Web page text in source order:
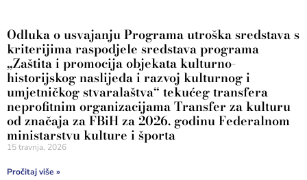
Odluka o usvajanju Programa utroška sredstava s
kriterijima raspodjele sredstava programa
„Zaštita i promocija objekata kulturno-
historijskog naslijeđa i razvoj kulturnog i
umjetničkog stvaralaštva“ tekućeg transfera
neprofitnim organizacijama Transfer za kulturu
od značaja za FBiH za 2026. godinu Federalnom
ministarstvu kulture i športa
15 travnja, 2026
Pročitaj više »